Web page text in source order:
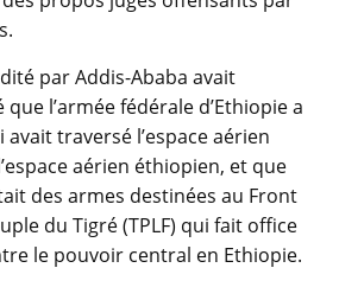
par Addis-Ababa avait
l’armée fédérale d’Ethiopie a
traversé l’espace aérien
aérien éthiopien, et que
des armes destinées au Front
du Tigré (TPLF) qui fait office
le pouvoir central en Ethiopie.